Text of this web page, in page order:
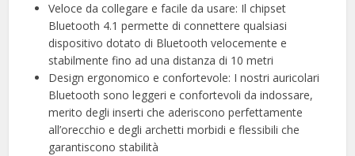
Veloce da collegare e facile da usare: Il chipset
Bluetooth 4.1 permette di connettere qualsiasi
dispositivo dotato di Bluetooth velocemente e
stabilmente fino ad una distanza di 10 metri
Design ergonomico e confortevole: I nostri auricolari
Bluetooth sono leggeri e confortevoli da indossare,
merito degli inserti che aderiscono perfettamente
all’orecchio e degli archetti morbidi e flessibili che
garantiscono stabilità